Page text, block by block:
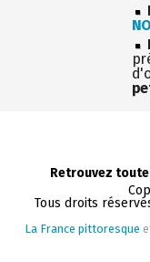
Retrouvez toute
Tous droits
La France pittoresque